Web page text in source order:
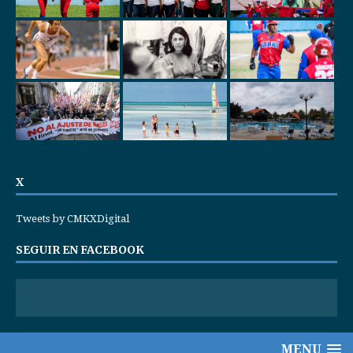
X
Tweets by CMKXDigital
SEGUIR EN FACEBOOK
MENU